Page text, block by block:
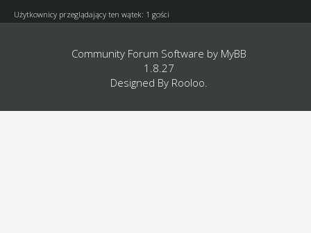
Użytkownicy przeglądający ten wątek: 1 gości
Community Forum Software by MyBB
1.8.27
Designed By Rooloo.